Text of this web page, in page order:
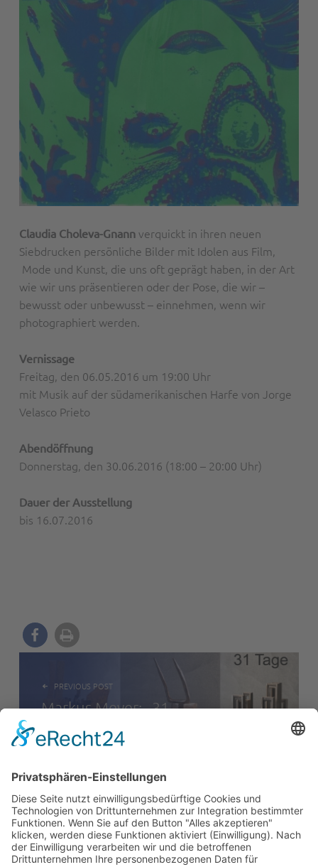
Claudia Choleva-Gnannverquickt in ihren neuen
Siebdrucken persönliche Bilder mit Idolen aus Film,
Mode und Kunst, die uns oft geprägt haben, in der Art
wie wir uns präsentieren oder der Pose, die wir –
bewusst oder unbewusst – einnehmen, wenn wir
photographiert werden.
Vernissage
Freitag, den 06.05.2016 um 19:00 Uhr
mit Musik auf der südamerikanischen Harfe von Jorge
Velasco Prieto
Abendöffnung
Donnerstag, den 30.06.2016 (18:00 – 20:00 Uhr)
Dauer der Ausstellung
bis 16.07.2016
BEITRAGSNAVIGATION
PREVIOUS POST
Markus Meyer: „31
Tage – täglich eine
Skulptur“
NEXT POST
Kunststammtisch am
2. Mai 2016 in